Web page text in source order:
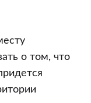
о том, что